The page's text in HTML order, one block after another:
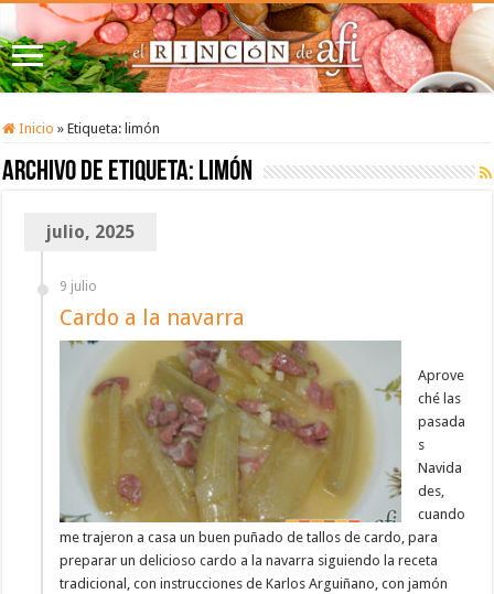
Inicio » Etiqueta: limón
Archivo de etiqueta: limón
julio, 2025
9 julio
Cardo a la navarra
Aprove
ché las
pasada
s
Navida
des,
cuando
me trajeron a casa un buen puñado de tallos de cardo, para
preparar un delicioso cardo a la navarra siguiendo la receta
tradicional, con instrucciones de Karlos Arguiñano, con jamón